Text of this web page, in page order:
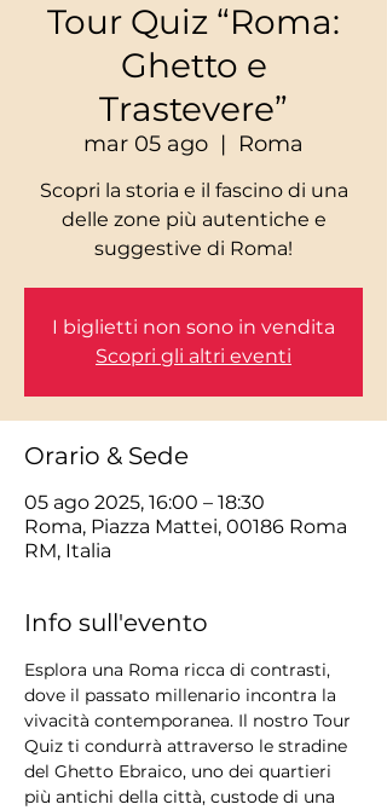
Tour Quiz “Roma:
Ghetto e
Trastevere”
mar 05 ago
  |
Roma
Scopri la storia e il fascino di una
delle zone più autentiche e
I biglietti non sono in vendita
Scopri gli altri eventi
Orario & Sede
05 ago 2025, 16:00 – 18:30
Roma, Piazza Mattei, 00186 Roma
RM, Italia
Info sull'evento
Esplora una Roma ricca di contrasti,
dove il passato millenario incontra la
vivacità contemporanea. Il nostro Tour
Quiz ti condurrà attraverso le stradine
del Ghetto Ebraico, uno dei quartieri
più antichi della città, custode di una